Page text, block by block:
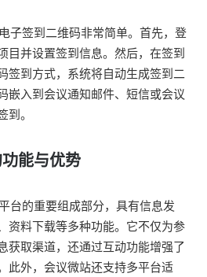
子签到二维码非常简单。首先，登
目并设置签到信息。然后，在签到
签到方式，系统将自动生成签到二
嵌入到会议通知邮件、短信或会议
。
能与优势
台的重要组成部分，具有信息发
资料下载等多种功能。它不仅为参
获取渠道，还通过互动功能增强了
此外，会议微站还支持多平台适